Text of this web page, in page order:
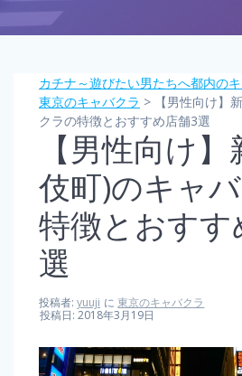
カチナ～遊びたい男たちへ都内の
東京のキャバクラ >
【男性向け】
クラの特徴とおすすめ店舗3選
【男性向け
伎町)のキャ
特徴とおすす
選
投稿者: yuuji に東京のキャバクラ
投稿日: 2018年3月19日